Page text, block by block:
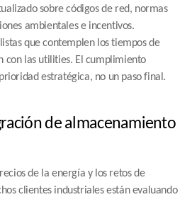
sobre códigos de red, normas
ambientales e incentivos.
que contemplen los tiempos de
con las utilities. El cumplimiento
estratégica, no un paso final.
de almacenamiento
de la energía y los retos de
clientes industriales están evaluando